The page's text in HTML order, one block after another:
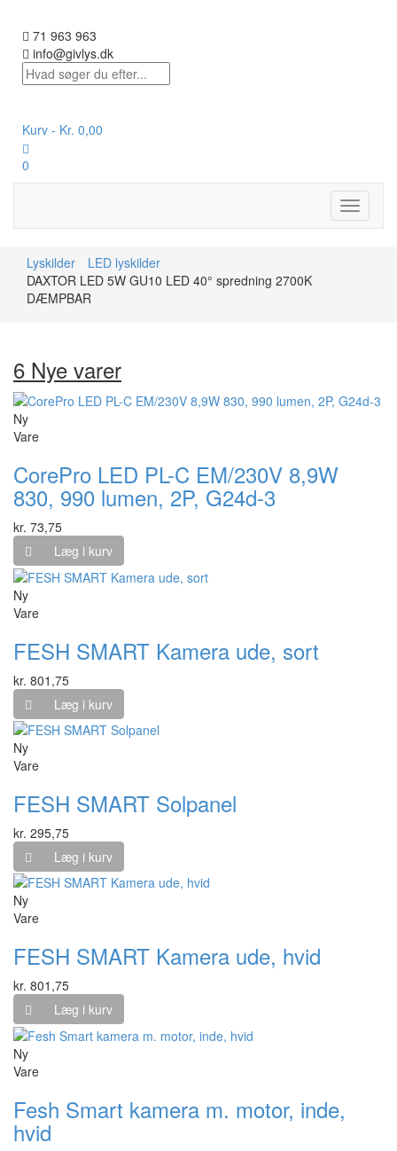
71 963 963
info@givlys.dk
Kurv - Kr. 0,00
0
Toggle
Lyskilder
LED lyskilder
DAXTOR LED 5W GU10 LED 40° spredning 2700K
DÆMPBAR
6 Nye varer
Ny
Vare
CorePro LED PL-C EM/230V 8,9W
830, 990 lumen, 2P, G24d-3
kr. 73,75
Læg i kurv
Ny
Vare
FESH SMART Kamera ude, sort
kr. 801,75
Læg i kurv
Ny
Vare
FESH SMART Solpanel
kr. 295,75
Læg i kurv
Ny
Vare
FESH SMART Kamera ude, hvid
kr. 801,75
Læg i kurv
Ny
Vare
Fesh Smart kamera m. motor, inde,
hvid